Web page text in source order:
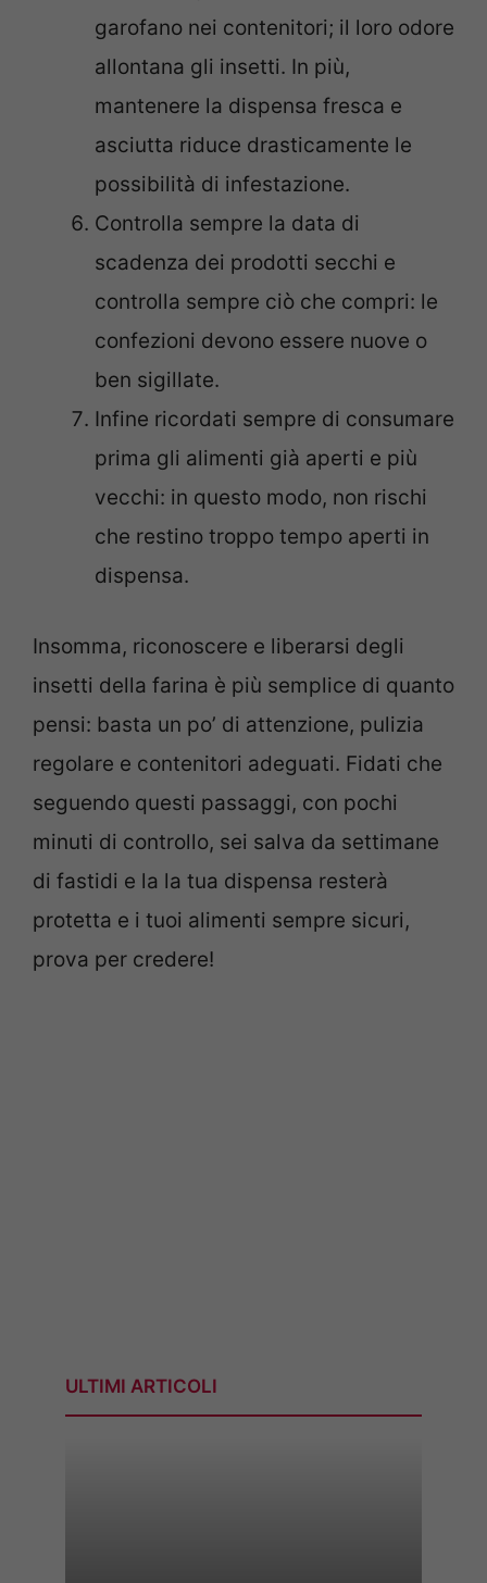
garofano nei contenitori; il loro odore
allontana gli insetti. In più,
mantenere la dispensa fresca e
asciutta riduce drasticamente le
possibilità di infestazione.
Controlla sempre la data di
scadenza dei prodotti secchi e
controlla sempre ciò che compri: le
confezioni devono essere nuove o
ben sigillate.
Infine ricordati sempre di consumare
prima gli alimenti già aperti e più
vecchi: in questo modo, non rischi
che restino troppo tempo aperti in
dispensa.
Insomma, riconoscere e liberarsi degli
insetti della farina è più semplice di quanto
pensi: basta un po’ di attenzione, pulizia
regolare e contenitori adeguati. Fidati che
seguendo questi passaggi, con pochi
minuti di controllo, sei salva da settimane
di fastidi e la la tua dispensa resterà
protetta e i tuoi alimenti sempre sicuri,
prova per credere!
ULTIMI ARTICOLI